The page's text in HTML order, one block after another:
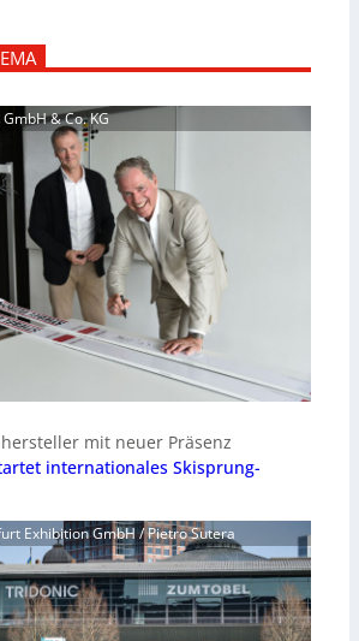
& Co. KG
mit neuer Präsenz
internationales Skisprung-
Exhibition GmbH / Pietro Sutera